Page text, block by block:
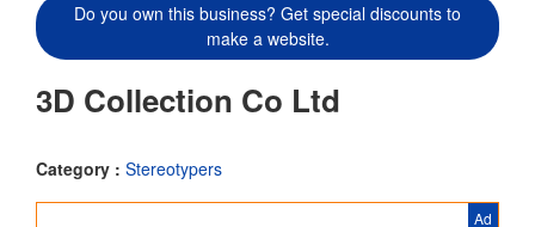
Do you own this business? Get special discounts to
make a website.
3D Collection Co Ltd
Category : Stereotypers
Ad